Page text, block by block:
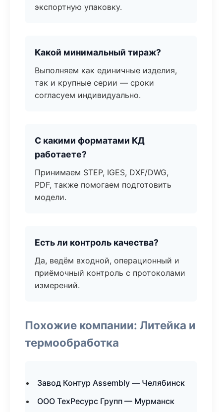
экспортную упаковку.
Какой минимальный тираж?
Выполняем как единичные изделия,
так и крупные серии — сроки
согласуем индивидуально.
С какими форматами КД
работаете?
Принимаем STEP, IGES, DXF/DWG,
PDF, также помогаем подготовить
модели.
Есть ли контроль качества?
Да, ведём входной, операционный и
приёмочный контроль с протоколами
измерений.
Похожие компании: Литейка и
термообработка
Завод Контур Assembly — Челябинск
ООО ТехРесурс Групп — Мурманск